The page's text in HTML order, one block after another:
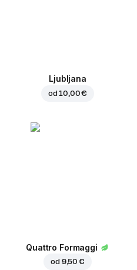
Ljubljana
od10,00 €
Quattro Formaggi
od 9,50 €